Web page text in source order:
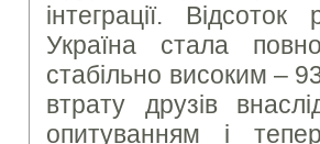
інтеграції.
Україна стала
стабільно високим –
втрату друзів
опитуванням і